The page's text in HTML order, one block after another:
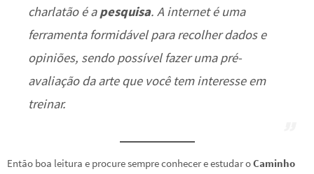
charlatão é apesquisa. A internet é uma
ferramenta formidável para recolher dados e
opiniões, sendo possível fazer uma pré-
avaliação da arte que você tem interesse em
treinar.
Então boa leitura e procure sempre conhecer e estudar oCaminho